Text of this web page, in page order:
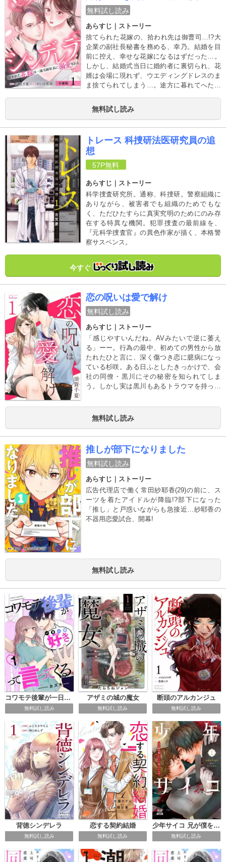
分冊版
無料試し読み
あらすじ｜ストーリー
捨てられた花嫁の、拾われ先は御曹司…!?大
企業の副社長秘書を務める、幸乃。結婚を目
前に控え、幸せな花嫁になるはずだった…。
しかし、結婚式当日に婚約者に裏切られ、花
婿は会場に現れず、ウエディングドレスのま
ま捨てられてしまう…。途方に暮れてへたり
で…!? その場しのぎの結婚が、真の愛に変わ
りゆくーー。捨てられた花嫁の、拾われ溺愛
無料試し読み
トレース 科捜研法医研究員の追
想
57P無料
あらすじ｜ストーリー
科学捜査研究所。通称、科捜研。警察組織に
ありながら、被害者でも組織のためでもな
く、ただひたすらに真実究明のためにのみ存
在する特異な機関。犯罪捜査の最前線を、
『元科学捜査官』の異色作家が描く、本格警
察サスペンス。
今すぐ
恋の呪いは愛で解け
無料試し読み
あらすじ｜ストーリー
「感じやすいんだね。AVみたいで逆に萎え
る」ーー。行為の最中、初めての男性から放
たれたひと言に、深く傷つき恋に臆病になっ
ている杉咲。ある日ふとしたきっかけで、会
社の同僚・黒川にその秘密を知られてしま
う。しかし実は黒川もあるトラウマを持って
く、リハビリ恋愛が始まる!
無料試し読み
推しが部下になりました
無料試し読み
あらすじ｜ストーリー
広告代理店で働く常田紗耶香(29)の前に、ス
ーツを着たアイドルが降臨!?部下になった
「推し」と戸惑いながらも急接近…紗耶香の
不器用恋愛試合、開幕!
無料試し読み
コワモテ後輩が一日一回好きって言ってくる
無料試し読み
アザミの城の魔女
無料試し読み
断頭のアルカンジュ
無料試し読み
背徳シンデレラ
無料試し読み
恋する契約結婚
無料試し読み
少年サイコ 兄が僕を殺したくて困っています
無料試し読み